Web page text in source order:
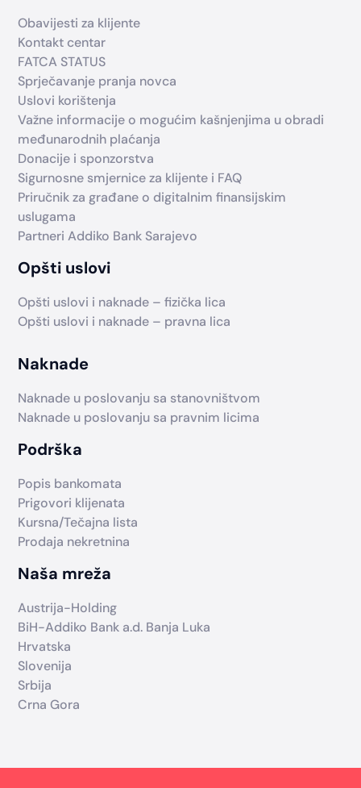
Obavijesti za klijente
Kontakt centar
FATCA STATUS
Sprječavanje pranja novca
Uslovi korištenja
Važne informacije o mogućim kašnjenjima u obradi
međunarodnih plaćanja
Donacije i sponzorstva
Sigurnosne smjernice za klijente i FAQ
Priručnik za građane o digitalnim finansijskim
uslugama
Partneri Addiko Bank Sarajevo
Opšti uslovi
Opšti uslovi i naknade – fizička lica
Opšti uslovi i naknade – pravna lica
Naknade
Naknade u poslovanju sa stanovništvom
Naknade u poslovanju sa pravnim licima
Podrška
Popis bankomata
Prigovori klijenata
Kursna/Tečajna lista
Prodaja nekretnina
Naša mreža
Austrija-Holding
BiH-Addiko Bank a.d. Banja Luka
Hrvatska
Slovenija
Srbija
Crna Gora